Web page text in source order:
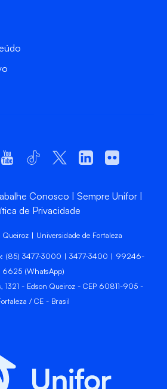
Conosco
Sempre Unifor
de Privacidade
Queiroz | Universidade de Fortaleza
(85) 3477-3000 | 3477-3400 | 99246-
6625 (WhatsApp)
1321 - Edson Queiroz - CEP 60811-905 -
/ CE - Brasil